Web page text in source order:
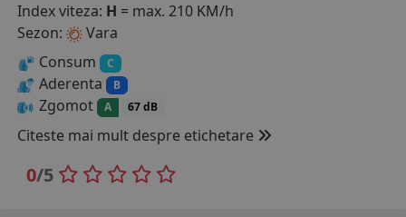
Index viteza: H = max. 210 KM/h
Sezon:
Vara
Consum
C
Aderenta B
Zgomot A 67 dB
Citeste mai mult despre etichetare
0/5